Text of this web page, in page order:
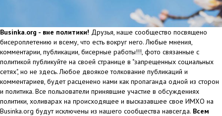
Businka.org - вне политики! Друзья, наше сообщество посвящено
бисероплетению и всему, что есть вокруг него. Любые мнения,
комментарии, публикации, бисерные работы!!!, фото связанные с
политикой публикуйте на своей странице в "запрещенных социальных
сетях", но не здесь. Любое двоякое толкование публикаций и
комментариев, будет расценено нами как пропаганда одной из сторон
и политика. Все пользователи принявшие участие в обсуждениях
политики, холиварах на происходящее и высказавшее свое ИМХО на
Businka.org будут исключены из нашего сообщества навсегда. Всем